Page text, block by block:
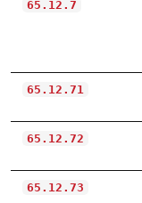
65.12.7
65.12.71
65.12.72
65.12.73